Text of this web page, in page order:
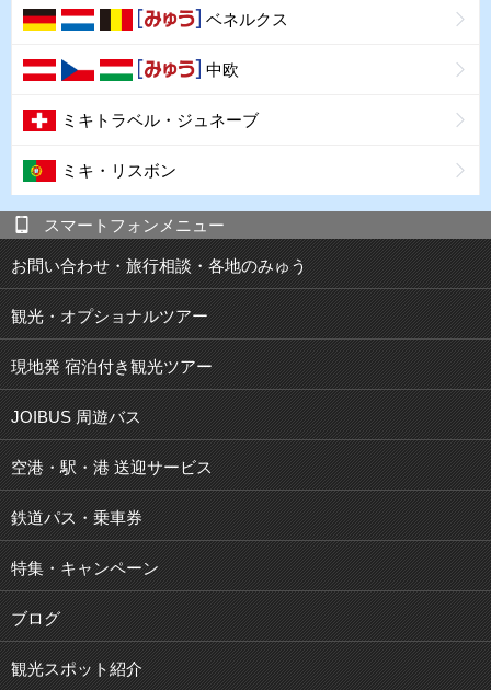
ベネルクス
中欧
ミキトラベル・ジュネーブ
ミキ・リスボン
スマートフォンメニュー
お問い合わせ・旅行相談・各地のみゅう
観光・オプショナルツアー
現地発 宿泊付き観光ツアー
JOIBUS 周遊バス
空港・駅・港 送迎サービス
鉄道パス・乗車券
特集・キャンペーン
ブログ
観光スポット紹介